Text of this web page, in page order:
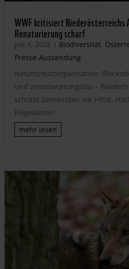
WWF kritisiert
Renaturierung scharf
Juli 1, 2026 | Biodiversität,
Presse-Aussendung
Naturschutzorganisation:
und verantwortungslos –
schützt Gemeinden vor Hitze,
Folgekosten
mehr lesen